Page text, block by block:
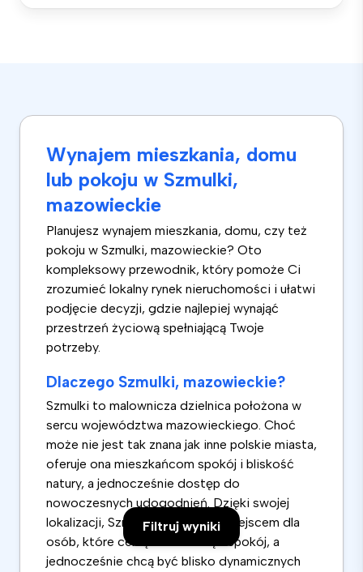
Filtruj wyniki
Wynajem mieszkania, domu
lub pokoju w Szmulki,
mazowieckie
Planujesz wynajem mieszkania, domu, czy też
pokoju w Szmulki, mazowieckie? Oto
kompleksowy przewodnik, który pomoże Ci
zrozumieć lokalny rynek nieruchomości i ułatwi
podjęcie decyzji, gdzie najlepiej wynająć
przestrzeń życiową spełniającą Twoje
potrzeby.
Dlaczego Szmulki, mazowieckie?
Szmulki to malownicza dzielnica położona w
sercu województwa mazowieckiego. Choć
może nie jest tak znana jak inne polskie miasta,
oferuje ona mieszkańcom spokój i bliskość
natury, a jednocześnie dostęp do
nowoczesnych udogodnień. Dzięki swojej
lokalizacji, Szmulki są idealnym miejscem dla
osób, które cenią sobie ciszę i spokój, a
jednocześnie chcą być blisko dynamicznych